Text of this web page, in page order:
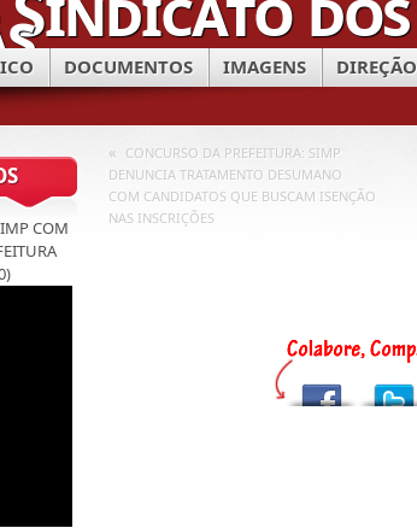
DOCUMENTOS IMAGENS DIREÇÃO
« CONCURSO DA PREFEITURA: SIMP
DENUNCIA TRATAMENTO DESUMANO
COM CANDIDATOS QUE BUSCAM ISENÇÃO
NAS INSCRIÇÕES
COM